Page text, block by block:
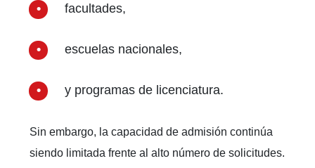
facultades,
escuelas nacionales,
y programas de licenciatura.
Sin embargo, la capacidad de admisión continúa
siendo limitada frente al alto número de solicitudes.